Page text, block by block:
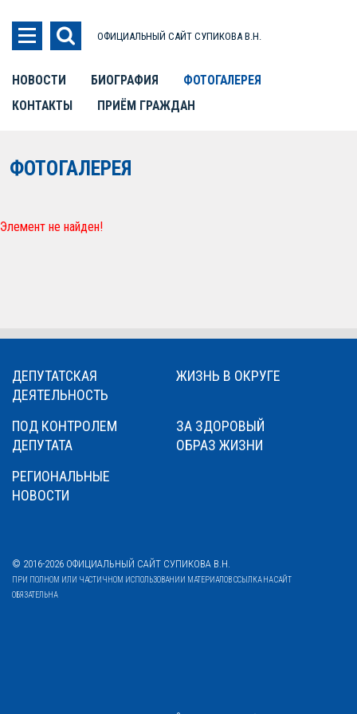
ОФИЦИАЛЬНЫЙ САЙТ СУПИКОВА В.Н.
НОВОСТИ БИОГРАФИЯ
ФОТОГАЛЕРЕЯ
КОНТАКТЫ
ПРИЁМ ГРАЖДАН
ФОТОГАЛЕРЕЯ
Элемент не найден!
ДЕПУТАТСКАЯ
ДЕЯТЕЛЬНОСТЬ
ЖИЗНЬ В ОКРУГЕ
ПОД КОНТРОЛЕМ
ДЕПУТАТА
ЗА ЗДОРОВЫЙ
ОБРАЗ ЖИЗНИ
РЕГИОНАЛЬНЫЕ
НОВОСТИ
© 2016-2026 ОФИЦИАЛЬНЫЙ САЙТ СУПИКОВА В.Н.
ПРИ ПОЛНОМ ИЛИ ЧАСТИЧНОМ ИСПОЛЬЗОВАНИИ МАТЕРИАЛОВ ССЫЛКА НА САЙТ
ОБЯЗАТЕЛЬНА